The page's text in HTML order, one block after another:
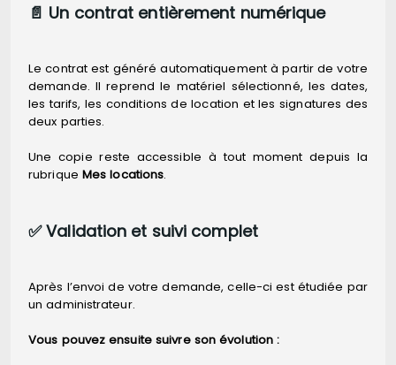
📄 Un contrat entièrement numérique
Le contrat est généré automatiquement à partir de votre
demande. Il reprend le matériel sélectionné, les dates,
les tarifs, les conditions de location et les signatures des
deux parties.
Une copie reste accessible à tout moment depuis la
rubrique Mes locations.
✅ Validation et suivi complet
Après l’envoi de votre demande, celle-ci est étudiée par
un administrateur.
Vous pouvez ensuite suivre son évolution :